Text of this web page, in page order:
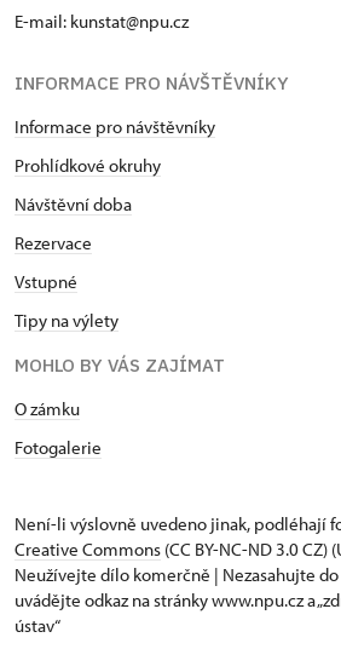
E-mail: kunstat@npu.cz
INFORMACE PRO NÁVŠTĚVNÍKY
Informace pro návštěvníky
Prohlídkové okruhy
Návštěvní doba
Rezervace
Vstupné
Tipy na výlety
MOHLO BY VÁS ZAJÍMAT
O zámku
Fotogalerie
Není-li výslovně uvedeno jinak, podléhají
Creative Commons (CC BY-NC-ND 3.0 CZ)
Neužívejte dílo komerčně | Nezasahujte
uvádějte odkaz na stránky www.npu.cz a
ústav“